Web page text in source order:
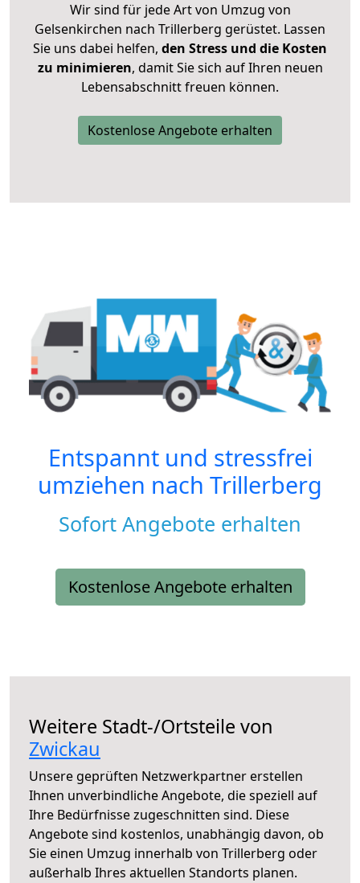
Wir sind für jede Art von Umzug von
Gelsenkirchen nach Trillerberg gerüstet. Lassen
Sie uns dabei helfen, den Stress und die Kosten
zu minimieren, damit Sie sich auf Ihren neuen
Lebensabschnitt freuen können.
Kostenlose Angebote erhalten
Entspannt und stressfrei
umziehen nach Trillerberg
Sofort Angebote erhalten
Kostenlose Angebote erhalten
Weitere Stadt-/Ortsteile von
Zwickau
Unsere geprüften Netzwerkpartner erstellen
Ihnen unverbindliche Angebote, die speziell auf
Ihre Bedürfnisse zugeschnitten sind. Diese
Angebote sind kostenlos, unabhängig davon, ob
Sie einen Umzug innerhalb von Trillerberg oder
außerhalb Ihres aktuellen Standorts planen.